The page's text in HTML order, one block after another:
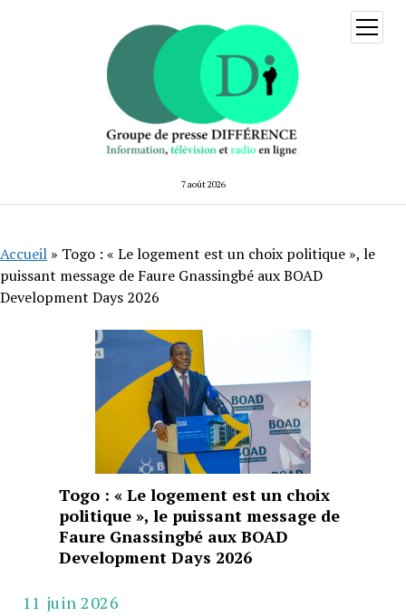
7 août 2026
ouvrir
menu
Accueil » Togo : « Le logement est un choix politique », le
puissant message de Faure Gnassingbé aux BOAD
Development Days 2026
Togo : « Le logement est un choix
politique », le puissant message de
Faure Gnassingbé aux BOAD
Development Days 2026
11 juin 2026